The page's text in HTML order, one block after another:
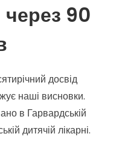
90
досвід
наші висновки.
в Гарвардській
дитячій лікарні.